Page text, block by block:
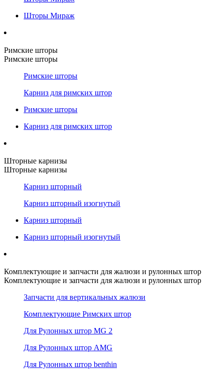
Шторы Мираж
Римские шторы
Римские шторы
Римские шторы
Карниз для римских штор
Римские шторы
Карниз для римских штор
Шторные карнизы
Шторные карнизы
Карниз шторный
Карниз шторный изогнутый
Карниз шторный
Карниз шторный изогнутый
Комплектующие и запчасти для жалюзи и рулонных штор
Комплектующие и запчасти для жалюзи и рулонных штор
Запчасти для вертикальных жалюзи
Комплектующие Римских штор
Для Рулонных штор MG 2
Для Рулонных штор AMG
Для Рулонных штор benthin